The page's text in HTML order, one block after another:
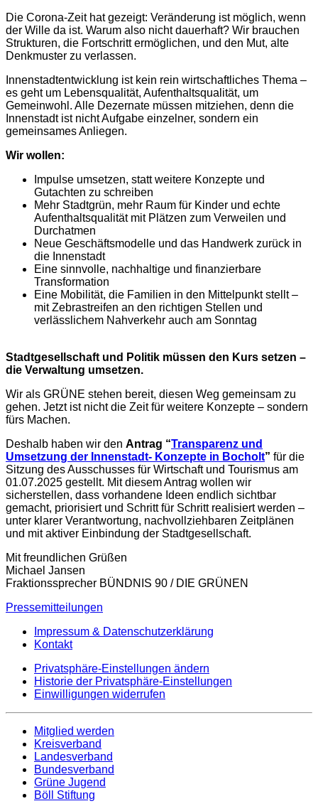
Die Corona-Zeit hat gezeigt: Veränderung ist möglich, wenn
der Wille da ist. Warum also nicht dauerhaft? Wir brauchen
Strukturen, die Fortschritt ermöglichen, und den Mut, alte
Denkmuster zu verlassen.
Innenstadtentwicklung ist kein rein wirtschaftliches Thema –
es geht um Lebensqualität, Aufenthaltsqualität, um
Gemeinwohl. Alle Dezernate müssen mitziehen, denn die
Innenstadt ist nicht Aufgabe einzelner, sondern ein
gemeinsames Anliegen.
Wir wollen:
Impulse umsetzen, statt weitere Konzepte und
Gutachten zu schreiben
Mehr Stadtgrün, mehr Raum für Kinder und echte
Aufenthaltsqualität mit Plätzen zum Verweilen und
Durchatmen
Neue Geschäftsmodelle und das Handwerk zurück in
die Innenstadt
Eine sinnvolle, nachhaltige und finanzierbare
Transformation
Eine Mobilität, die Familien in den Mittelpunkt stellt –
mit Zebrastreifen an den richtigen Stellen und
verlässlichem Nahverkehr auch am Sonntag
Stadtgesellschaft und Politik müssen den Kurs setzen –
die Verwaltung umsetzen.
Wir als GRÜNE stehen bereit, diesen Weg gemeinsam zu
gehen. Jetzt ist nicht die Zeit für weitere Konzepte – sondern
fürs Machen.
Deshalb haben wir den Antrag “Transparenz und
Umsetzung der Innenstadt- Konzepte in Bocholt” für die
Sitzung des Ausschusses für Wirtschaft und Tourismus am
01.07.2025 gestellt. Mit diesem Antrag wollen wir
sicherstellen, dass vorhandene Ideen endlich sichtbar
gemacht, priorisiert und Schritt für Schritt realisiert werden –
unter klarer Verantwortung, nachvollziehbaren Zeitplänen
und mit aktiver Einbindung der Stadtgesellschaft.
Mit freundlichen Grüßen
Michael Jansen
Fraktionssprecher BÜNDNIS 90 / DIE GRÜNEN
Pressemitteilungen
Impressum & Datenschutzerklärung
Kontakt
Privatsphäre-Einstellungen ändern
Historie der Privatsphäre-Einstellungen
Einwilligungen widerrufen
Mitglied werden
Kreisverband
Landesverband
Bundesverband
Grüne Jugend
Böll Stiftung